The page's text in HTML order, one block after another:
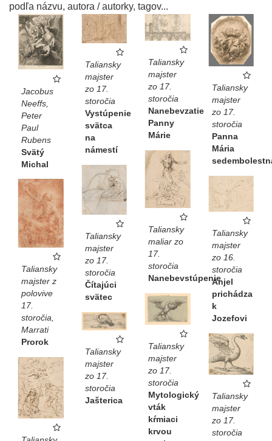
podľa názvu, autora / autorky, tagov...
Jacobus
Neeffs,
Peter
Paul
Rubens
Svätý
Michal
Taliansky
majster
zo 17.
storočia
Vystúpenie
svätca
na
námestí
Taliansky
majster
zo 17.
storočia
Nanebevzatie
Panny
Márie
Taliansky
majster
zo 17.
storočia
Panna
Mária
Taliansky
maliar zo
17.
storočia
Nanebevstúpenie
Taliansky
majster
zo 17.
storočia
Čítajúci
svätec
Taliansky
majster
zo 16.
storočia
Anjel
prichádza
k
Jozefovi
Taliansky
majster z
polovive
17.
storočia,
Marrati
Prorok
Taliansky
majster
zo 17.
storočia
Mytologický
vták
kŕmiaci
krvou
Taliansky
majster
zo 17.
storočia
Jašterica
Taliansky
majster
zo 17.
storočia